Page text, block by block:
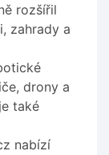
rozšířil
zahrady a
drony a
také
nabízí